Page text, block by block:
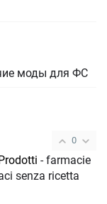
моды для ФС
0
- farmacie